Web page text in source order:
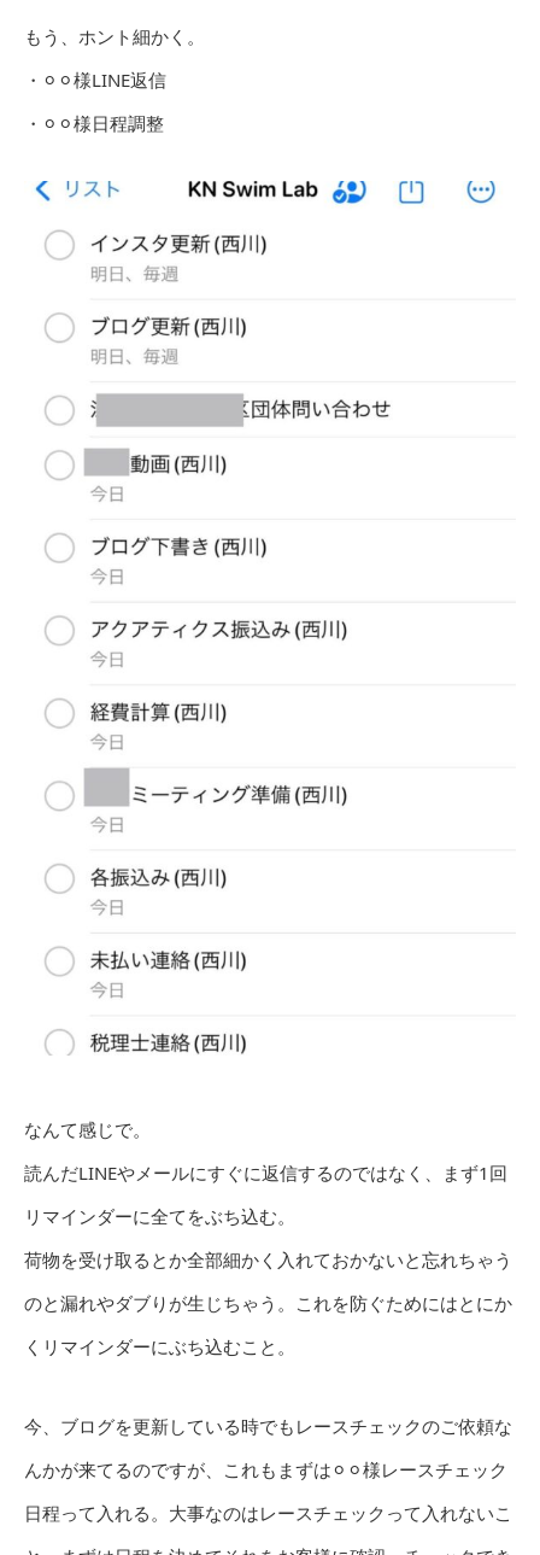
もう、ホント細かく。
・⚪︎⚪︎様LINE返信
・⚪︎⚪︎様日程調整
なんて感じで。
読んだLINEやメールにすぐに返信するのではなく、まず1回
リマインダーに全てをぶち込む。
荷物を受け取るとか全部細かく入れておかないと忘れちゃう
のと漏れやダブりが生じちゃう。これを防ぐためにはとにか
くリマインダーにぶち込むこと。
今、ブログを更新している時でもレースチェックのご依頼な
んかが来てるのですが、これもまずは⚪︎⚪︎様レースチェック
日程って入れる。大事なのはレースチェックって入れないこ